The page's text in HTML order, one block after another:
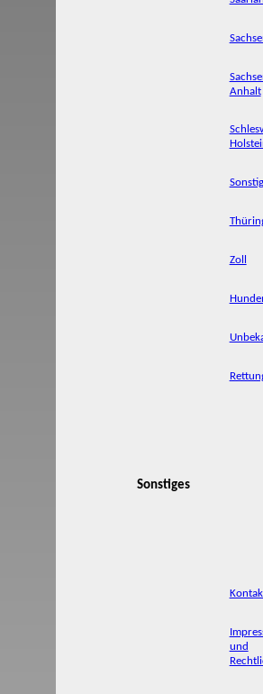
Anhalt
Zoll
Sonstiges
und